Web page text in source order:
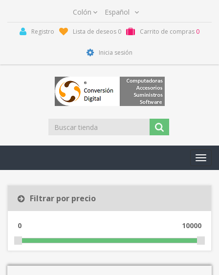
Registro Lista de deseos 0 Carrito de compras 0
Inicia sesión
Filtrar por precio
0 10000